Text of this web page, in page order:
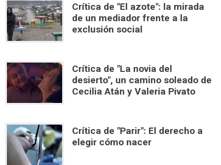
Crítica de "El azote": la mirada
de un mediador frente a la
exclusión social
Crítica de "La novia del
desierto", un camino soleado de
Cecilia Atán y Valeria Pivato
Crítica de "Parir": El derecho a
elegir cómo nacer